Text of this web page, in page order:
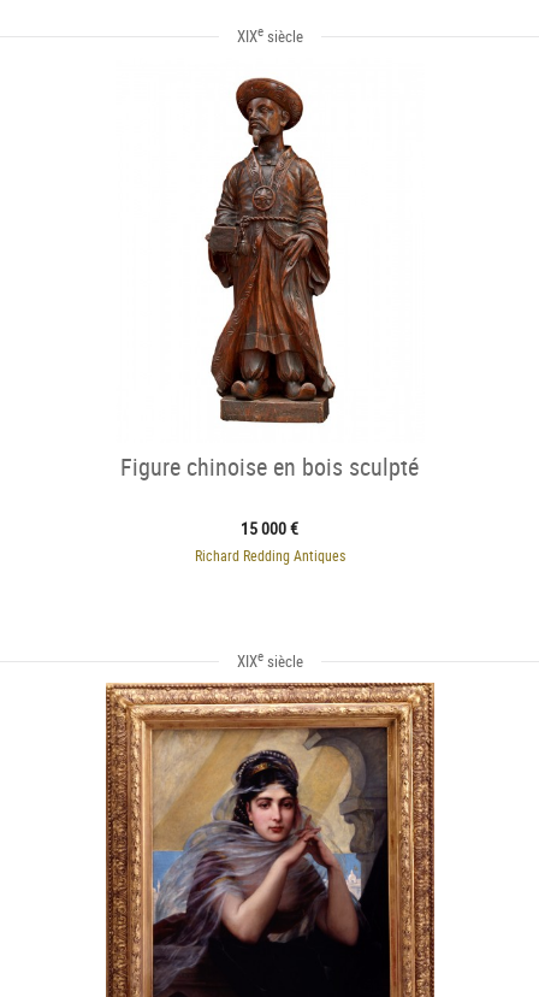
XIXesiècle
Figure chinoise en bois sculpté
15 000 €
Richard Redding Antiques
XIXesiècle